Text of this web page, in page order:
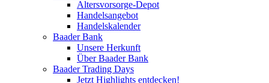
Altersvorsorge-Depot
Handelsangebot
Handelskalender
Baader Bank
Unsere Herkunft
Über Baader Bank
Baader Trading Days
Jetzt Highlights entdecken!